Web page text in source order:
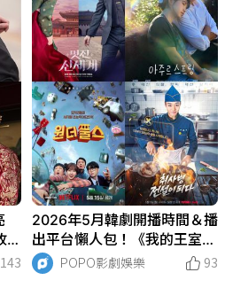
視
穿
143
2026年5月韓劇開播時間＆播
出平台懶人包！《我的王室死
對頭》林智妍惡女專門戶回來
了、《超能路人甲》朴恩斌搭
POPO影劇娛樂 93